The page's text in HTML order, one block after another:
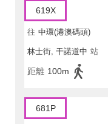
619X
往 中環(港澳碼頭)
林士街, 干諾道中 站
距離 100m
681P